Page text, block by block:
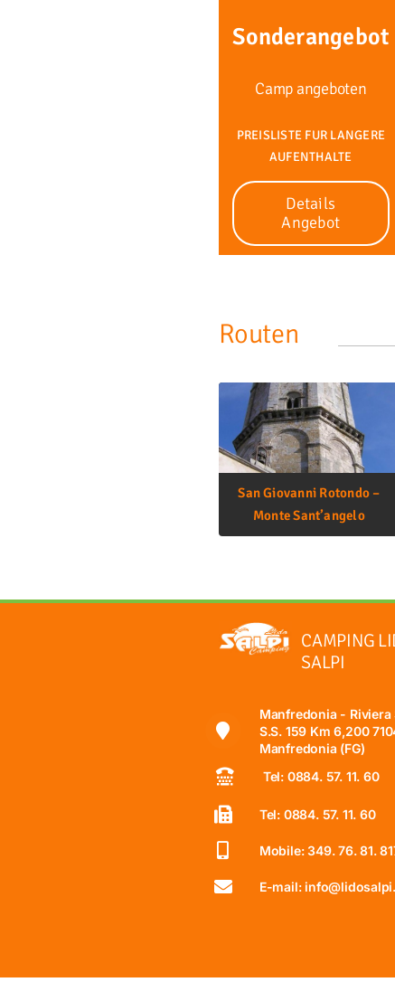
Sonderangebot
Camp angeboten
PREISLISTE FUR LANGERE
AUFENTHALTE
Details
Angebot
Routen
San Giovanni Rotondo –
Monte Sant’angelo
CAMPING
SALPI
Manfredonia - Riviera
S.S. 159 Km 6,200
Manfredonia (FG)
Tel: 0884. 57. 11. 60
Tel: 0884. 57. 11. 60
Mobile: 349. 76. 81.
E-mail: